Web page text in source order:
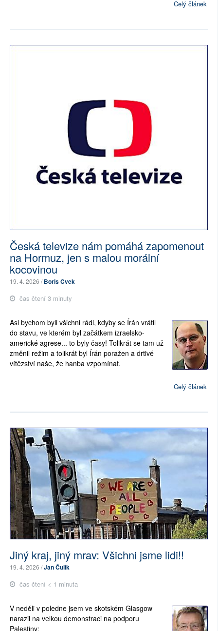
Celý článek
Česká televize nám pomáhá zapomenout
na Hormuz, jen s malou morální
kocovinou
19. 4. 2026 /Boris Cvek
čas čtení 3 minuty
Asi bychom byli všichni rádi, kdyby se Írán vrátil
do stavu, ve kterém byl začátkem izraelsko-
americké agrese... to byly časy! Tolikrát se tam už
změnil režim a tolikrát byl Írán poražen a drtivé
vítězství naše, že hanba vzpomínat.
Celý článek
Jiný kraj, jiný mrav: Všichni jsme lidi!!
19. 4. 2026 /Jan Čulík
čas čtení < 1 minuta
V neděli v poledne jsem ve skotském Glasgow
narazil na velkou demonstraci na podporu
Palestiny: